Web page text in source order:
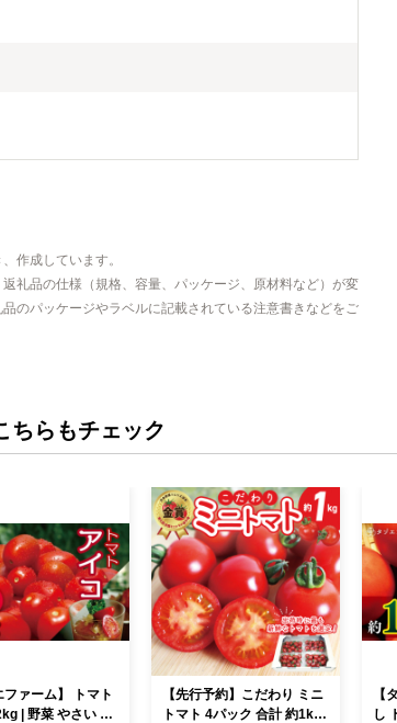
作成しています。
礼品の仕様（規格、容量、パッケージ、原材料など）が変
のパッケージやラベルに記載されている注意書きなどをご
ちらもチェック
ファーム】 トマト
| 野菜 やさい と
【先行予約】こだわり ミニ
トマト 4パック 合計 約1kg
【
し